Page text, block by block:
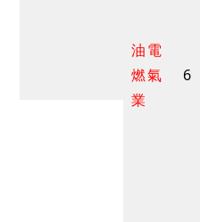
油電
燃氣
業
6